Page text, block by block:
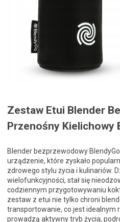
Zestaw Etui Blender
Przenośny Kielichowy
Blender bezprzewodowy
urządzenie, które zyskało
zdrowego stylu życia i kulinariów.
wielofunkcyjności, stał się
codziennym przygotowywaniu
zestaw z etui nie tylko chroni
transportowanie, co jest idealnym
prowadzą aktywny tryb życia,